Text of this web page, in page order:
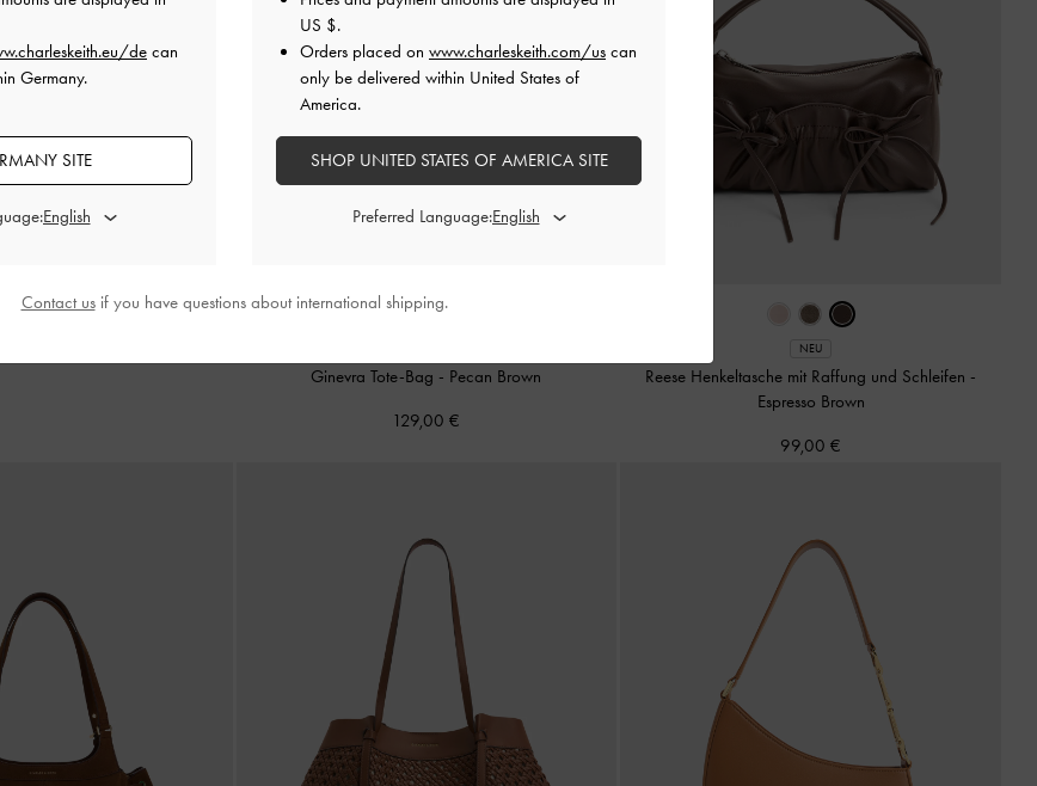
Ginevra Tote-Bag - Pecan Brown
129,00 €
NEU
Reese Henkeltasche mit Raffung und Schleifen -
Espresso Brown
99,00 €
de can
Germany.
SITE
US $.
Orders placed on www.charleskeith.com/us can
only be delivered within United States of
America.
SHOP UNITED STATES OF AMERICA SITE
Preferred Language:
Contact usif you have questions about international shipping.